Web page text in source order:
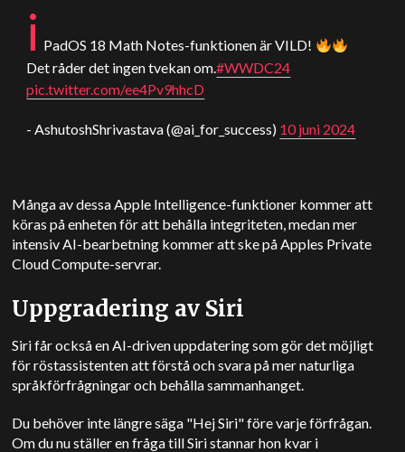
i PadOS 18 Math Notes-funktionen är VILD!
Det råder det ingen tvekan om.#WWDC24
pic.twitter.com/ee4Pv9hhcD
- AshutoshShrivastava (@ai_for_success) 10 juni 2024
Många av dessa Apple Intelligence-funktioner kommer att
köras på enheten för att behålla integriteten, medan mer
intensiv AI-bearbetning kommer att ske på Apples Private
Cloud Compute-servrar.
Uppgradering av Siri
Siri får också en AI-driven uppdatering som gör det möjligt
för röstassistenten att förstå och svara på mer naturliga
språkförfrågningar och behålla sammanhanget.
Du behöver inte längre säga "Hej Siri" före varje förfrågan.
Om du nu ställer en fråga till Siri stannar hon kvar i